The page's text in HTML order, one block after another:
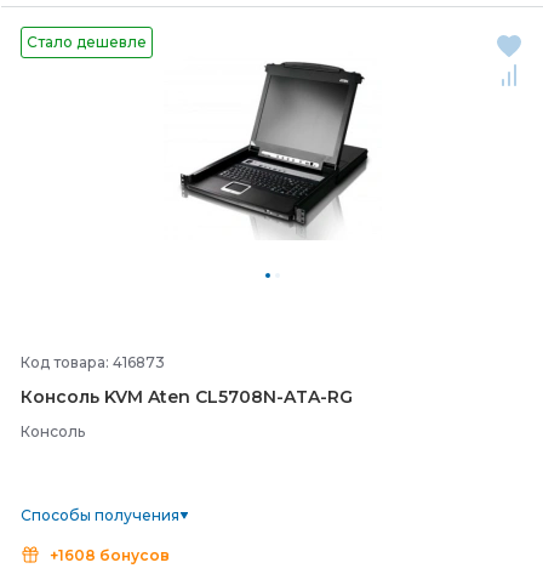
Стало дешевле
Код товара: 416873
Консоль KVM Aten CL5708N-ATA-RG
Консоль
Способы получения
+1608 бонусов